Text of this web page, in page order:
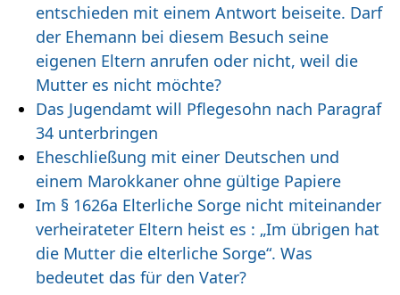
entschieden mit einem Antwort beiseite. Darf
der Ehemann bei diesem Besuch seine
eigenen Eltern anrufen oder nicht, weil die
Mutter es nicht möchte?
Das Jugendamt will Pflegesohn nach Paragraf
34 unterbringen
Eheschließung mit einer Deutschen und
einem Marokkaner ohne gültige Papiere
Im § 1626a Elterliche Sorge nicht miteinander
verheirateter Eltern heist es : „Im übrigen hat
die Mutter die elterliche Sorge“. Was
bedeutet das für den Vater?